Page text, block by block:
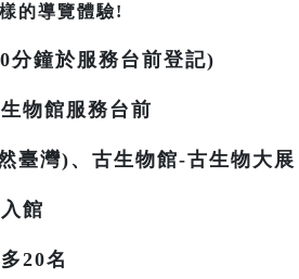
的導覽體驗!
分鐘於服務台前登記)
物館服務台前
臺灣)、古生物館-古生物大
館
20名